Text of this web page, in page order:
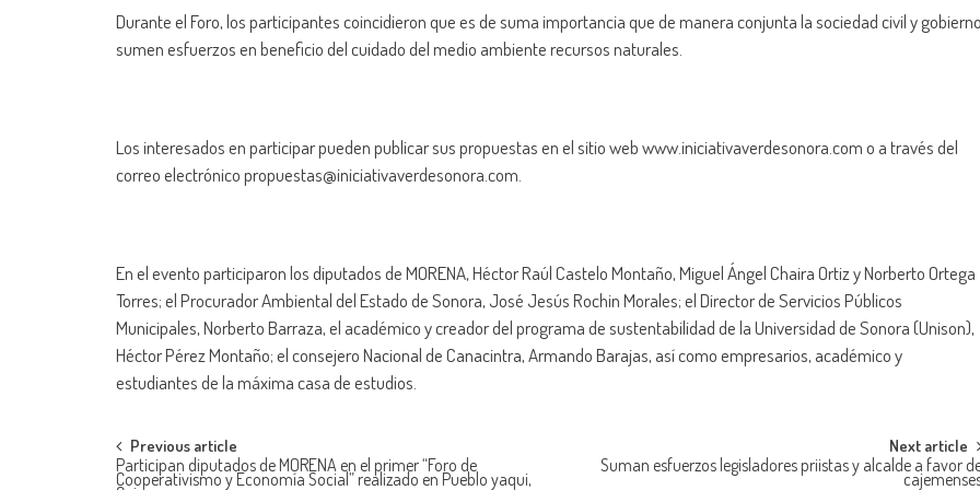
Durante el Foro, los participantes coincidieron que es de suma importancia que de manera conjunta la sociedad civil y gobierno
sumen esfuerzos en beneficio del cuidado del medio ambiente recursos naturales.
Los interesados en participar pueden publicar sus propuestas en el sitio web www.iniciativaverdesonora.com o a través del
correo electrónico propuestas@iniciativaverdesonora.com.
En el evento participaron los diputados de MORENA, Héctor Raúl Castelo Montaño, Miguel Ángel Chaira Ortiz y Norberto Ortega
Torres; el Procurador Ambiental del Estado de Sonora, José Jesús Rochin Morales; el Director de Servicios Públicos
Municipales, Norberto Barraza, el académico y creador del programa de sustentabilidad de la Universidad de Sonora (Unison),
Héctor Pérez Montaño; el consejero Nacional de Canacintra, Armando Barajas, así como empresarios, académico y
estudiantes de la máxima casa de estudios.
Post
Previous article
Participan diputados de MORENA en el primer “Foro de
Cooperativismo y Economía Social” realizado en Pueblo yaqui,
Next article
Suman esfuerzos legisladores priistas y alcalde a favor